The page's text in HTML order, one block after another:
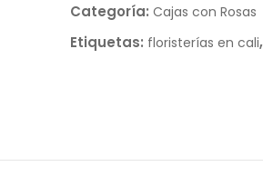
Categoría:Cajas con Rosas
Etiquetas: floristerías en cali,